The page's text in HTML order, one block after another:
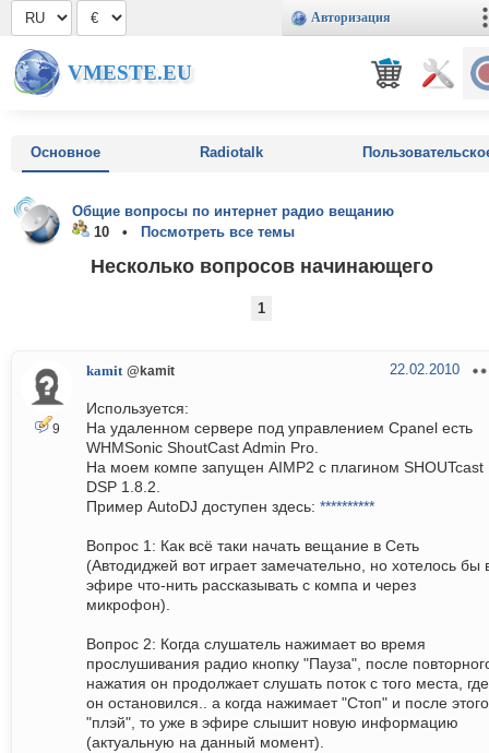
Авторизация
VMESTE.EU
Основное Radiotalk
Общие вопросы по интернет радио вещанию
10 •
Посмотреть все темы
Несколько вопросов начинающего
1
9
kamit @kamit 22.02.2010
Используется:
На удаленном сервере под управлением Cpanel есть
WHMSonic ShoutCast Admin Pro.
На моем компе запущен AIMP2 с плагином SHOUTcast
DSP 1.8.2.
Пример AutoDJ доступен здесь: **********
Вопрос 1: Как всё таки начать вещание в Сеть
(Автодиджей вот играет замечательно, но хотелось бы
эфире что-нить рассказывать с компа и через
микрофон).
Вопрос 2: Когда слушатель нажимает во время
прослушивания радио кнопку "Пауза", после
нажатия он продолжает слушать поток с того места, где
он остановился.. а когда нажимает "Стоп" и после этого
"плэй", то уже в эфире слышит новую информацию
(актуальную на данный момент).